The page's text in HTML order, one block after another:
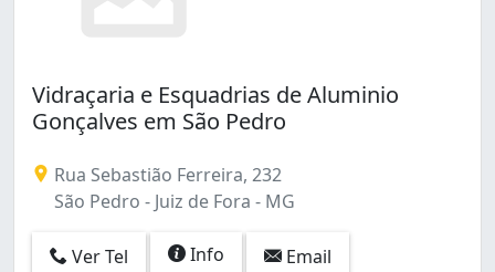
Vidraçaria e Esquadrias de Aluminio
Gonçalves em São Pedro
Rua Sebastião Ferreira, 232
São Pedro - Juiz de Fora - MG
Ver Tel Info Email